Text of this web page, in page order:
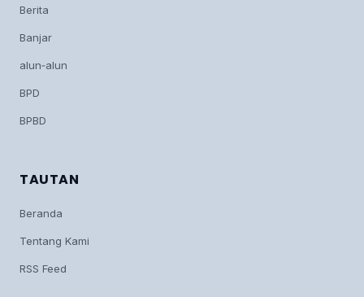
Berita
Banjar
alun‑alun
BPD
BPBD
TAUTAN
Beranda
Tentang Kami
RSS Feed